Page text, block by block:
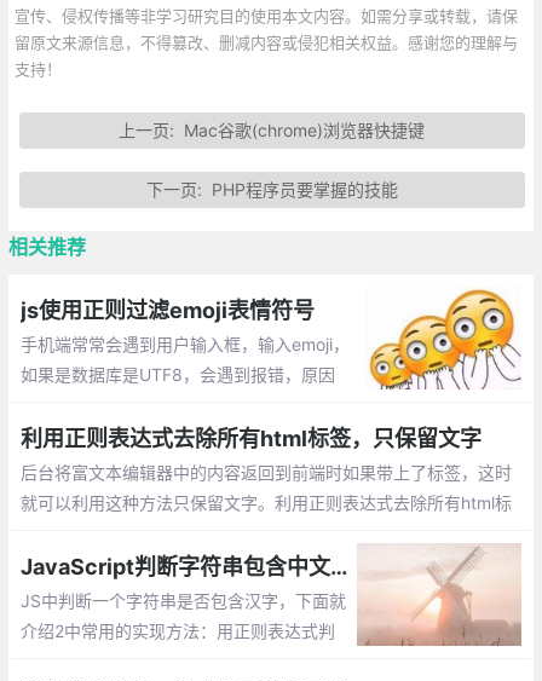
宣传、侵权传播等非学习研究目的使用本文内容。如需分享或转载，请保
留原文来源信息，不得篡改、删减内容或侵犯相关权益。感谢您的理解与
支持！
上一页: Mac谷歌(chrome)浏览器快捷键
下一页: PHP程序员要掌握的技能
相关推荐
js使用正则过滤emoji表情符号
手机端常常会遇到用户输入框，输入emoji，
如果是数据库是UTF8，会遇到报错，原因
字节。Emoji表情是4个字节，而Mysql的utf
8编码最多3个字节，所以数据插不进去。
利用正则表达式去除所有html标签，只保留文字
后台将富文本编辑器中的内容返回到前端时如果带上了标签，这时
就可以利用这种方法只保留文字。利用正则表达式去除所有html标
JavaScript判断字符串包含中文字符的方法总结
JS中判断一个字符串是否包含汉字，下面就
介绍2中常用的实现方法：用正则表达式判